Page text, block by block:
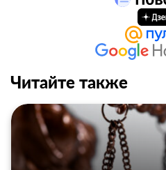
Читайте также